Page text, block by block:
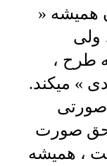
همیشه «
ولی
طرح ،
» میکند.
صورت
، همیشه